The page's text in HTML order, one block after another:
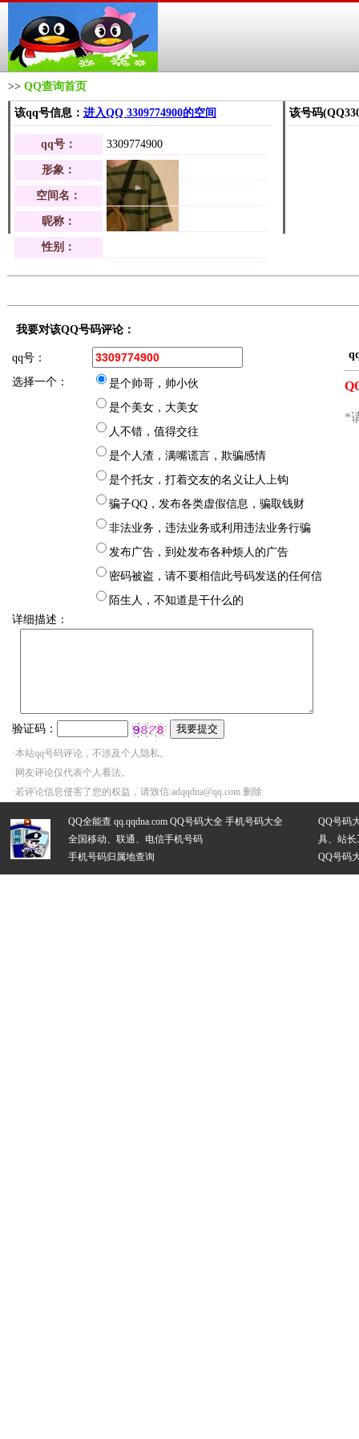
>> QQ查询首页
该qq号信息： 进入QQ 3309774900的空间
qq号： 3309774900
形象：
空间名：
昵称：
性别：
该号码
我要对该QQ号码评论：
qq号：
选择一个：
是个帅哥，帅小伙
是个美女，大美女
人不错，值得交往
是个人渣，满嘴谎言，欺骗感情
是个托女，打着交友的名义让人上钩
骗子QQ，发布各类虚假信息，骗取钱财
非法业务，违法业务或利用违法业务行骗
发布广告，到处发布各种烦人的广告
密码被盗，请不要相信此号码发送的任何信
息 陌生人，不知道是干什么的
详细描述：
验证码：
·本站qq号码评论，不涉及个人隐私。
·网友评论仅代表个人看法。
·若评论信息侵害了您的权益，请致信:adqqdna@qq.com 删除
QQ全能查 qq.qqdna.com QQ号码大全 手机号码大全
全国移动、联通、电信手机号码
手机号码归属地查询
QQ号码
具、站长
QQ号码